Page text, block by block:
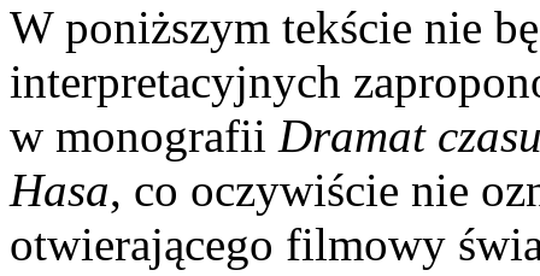
W poniższym tekście nie
interpretacyjnych
w monografii Dramat
Hasa, co oczywiście nie
otwierającego filmowy